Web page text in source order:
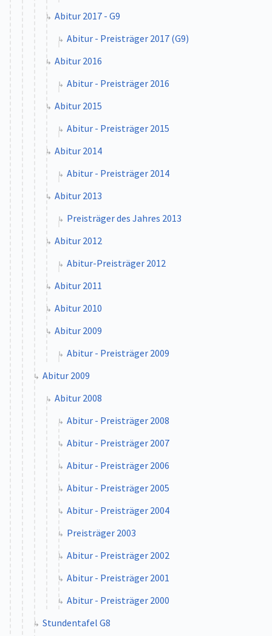
Abitur 2017 - G9
Abitur - Preisträger 2017 (G9)
Abitur 2016
Abitur - Preisträger 2016
Abitur 2015
Abitur - Preisträger 2015
Abitur 2014
Abitur - Preisträger 2014
Abitur 2013
Preisträger des Jahres 2013
Abitur 2012
Abitur-Preisträger 2012
Abitur 2011
Abitur 2010
Abitur 2009
Abitur - Preisträger 2009
Abitur 2009
Abitur 2008
Abitur - Preisträger 2008
Abitur - Preisträger 2007
Abitur - Preisträger 2006
Abitur - Preisträger 2005
Abitur - Preisträger 2004
Preisträger 2003
Abitur - Preisträger 2002
Abitur - Preisträger 2001
Abitur - Preisträger 2000
Stundentafel G8